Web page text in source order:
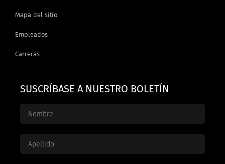
Mapa del sitio
Empleados
Carreras
SUSCRÍBASE A NUESTRO BOLETÍN